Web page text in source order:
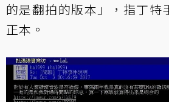
的是翻拍的版本」，指丁特
正本。